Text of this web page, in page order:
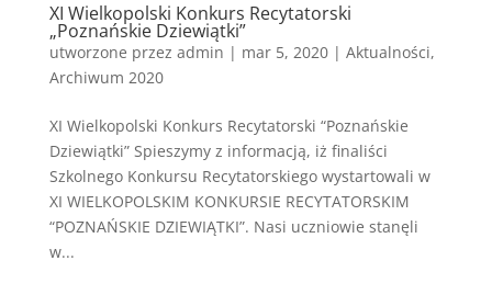
XI Wielkopolski Konkurs Recytatorski
„Poznańskie Dziewiątki”
utworzone przez admin | mar 5, 2020| Aktualności,
Archiwum 2020
XI Wielkopolski Konkurs Recytatorski “Poznańskie
Dziewiątki” Spieszymy z informacją, iż finaliści
Szkolnego Konkursu Recytatorskiego wystartowali w
XI WIELKOPOLSKIM KONKURSIE RECYTATORSKIM
“POZNAŃSKIE DZIEWIĄTKI”. Nasi uczniowie stanęli
w...